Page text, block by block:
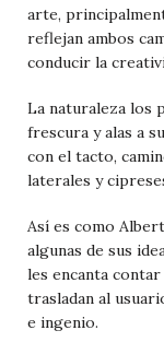
arte,
reflejan ambos
conducir la
La naturaleza los
frescura y alas a
con el tacto,
laterales y
Así es como
algunas de sus
les encanta
trasladan al
e ingenio.